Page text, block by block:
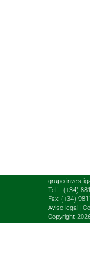
Telf.: (+34)
Fax: (+34)
Aviso legal
Copyright